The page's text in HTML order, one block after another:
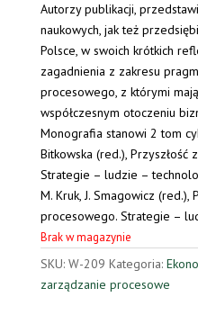
Autorzy publikacji,
naukowych, jak też
Polsce, w swoich krótkich
zagadnienia z zakresu
procesowego, z którymi
współczesnym otoczeniu
Monografia stanowi 2 tom
Bitkowska (red.),
Strategie – ludzie –
M. Kruk, J. Smagowicz (red.),
procesowego. Strategie –
Brak w magazynie
SKU: W-209 Kategoria:
zarządzanie procesowe